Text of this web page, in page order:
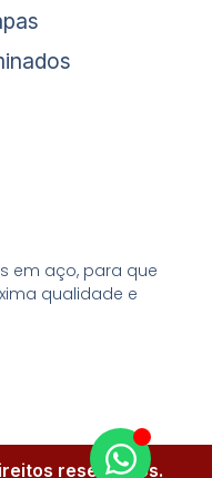
em aço, para que
qualidade e
reservados.